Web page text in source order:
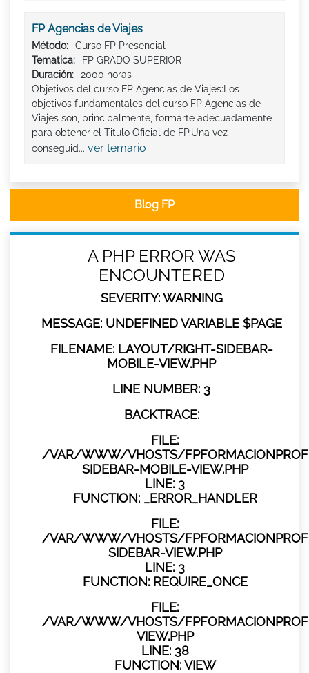
FP Agencias de Viajes
Método:
Curso FP Presencial
Tematica:
FP GRADO SUPERIOR
Duración:
2000 horas
Objetivos del curso FP Agencias de Viajes:Los
objetivos fundamentales del curso FP Agencias de
Viajes son, principalmente, formarte adecuadamente
para obtener el Titulo Oficial de FP.Una vez
conseguid... ver temario
Blog FP
A PHP ERROR WAS
ENCOUNTERED
SEVERITY: WARNING
MESSAGE: UNDEFINED VARIABLE $PAGE
FILENAME: LAYOUT/RIGHT-SIDEBAR-
MOBILE-VIEW.PHP
LINE NUMBER: 3
BACKTRACE:
FILE:
/VAR/WWW/VHOSTS/
SIDEBAR-MOBILE-VIEW.PHP
LINE: 3
FUNCTION: _ERROR_HANDLER
FILE:
/VAR/WWW/VHOSTS/
SIDEBAR-VIEW.PHP
LINE: 3
FUNCTION: REQUIRE_ONCE
FILE:
/VAR/WWW/VHOSTS/
VIEW.PHP
LINE: 38
FUNCTION: VIEW